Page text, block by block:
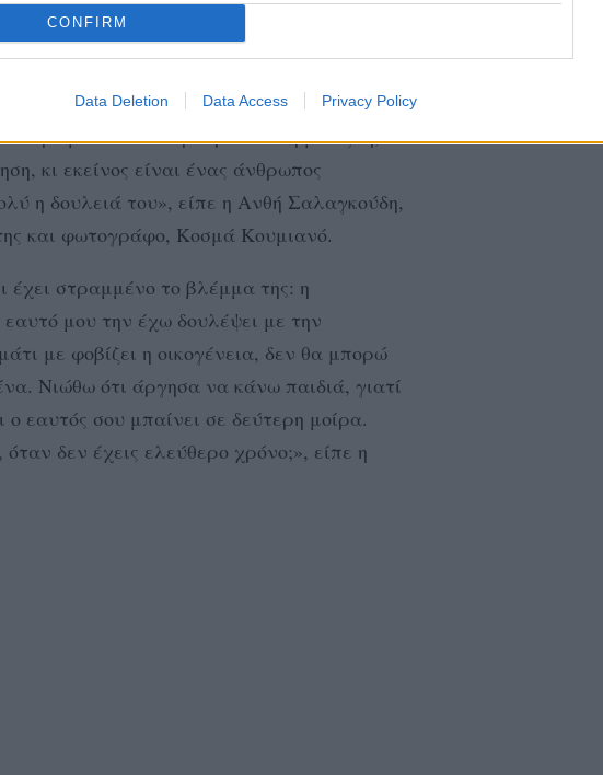
CONFIRM
Data Deletion Data Access Privacy Policy
σε ψυχοθεραπεύτρια. Εκεί ξεκίνησε ένα
άλλων η Ανθή Σαλαγκούδη.
καλύτερη φάση καθώς έχει στήριξη από
είμαι καλά στην προσωπική μου ζωή, ο
κι εκείνος είναι ένας άνθρωπος
η δουλειά του», είπε η Ανθή Σαλαγκούδη,
και φωτογράφο, Κοσμά Κουμιανό.
στραμμένο το βλέμμα της: η
μου την έχω δουλέψει με την
με φοβίζει η οικογένεια, δεν θα μπορώ
Νιώθω ότι άργησα να κάνω παιδιά, γιατί
ο εαυτός σου μπαίνει σε δεύτερη μοίρα.
δεν έχεις ελεύθερο χρόνο;», είπε η